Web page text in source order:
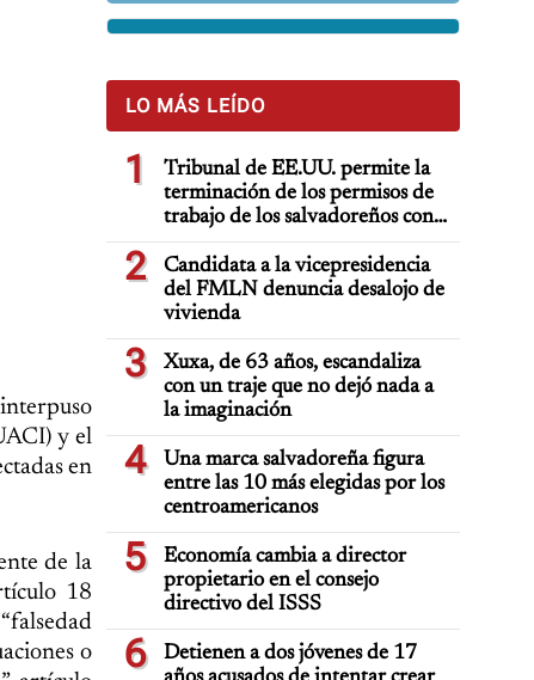
y el
en
de la
18
o
LO MÁS LEÍDO
1
Tribunal de EE.UU. permite la
terminación de los permisos de
trabajo de los salvadoreños con
TPS
2
Candidata a la vicepresidencia
del FMLN denuncia desalojo de
vivienda
3
Xuxa, de 63 años, escandaliza
con un traje que no dejó nada a
la imaginación
4
Una marca salvadoreña figura
entre las 10 más elegidas por los
centroamericanos
5
Economía cambia a director
propietario en el consejo
directivo del ISSS
6
Detienen a dos jóvenes de 17